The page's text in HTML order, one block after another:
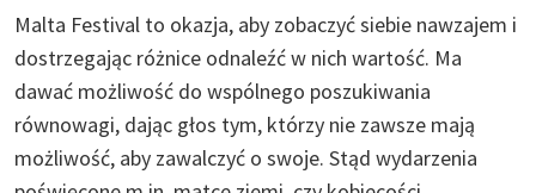
Malta Festival to okazja, aby zobaczyć siebie nawzajem i
dostrzegając różnice odnaleźć w nich wartość. Ma
dawać możliwość do wspólnego poszukiwania
równowagi, dając głos tym, którzy nie zawsze mają
możliwość, aby zawalczyć o swoje. Stąd wydarzenia